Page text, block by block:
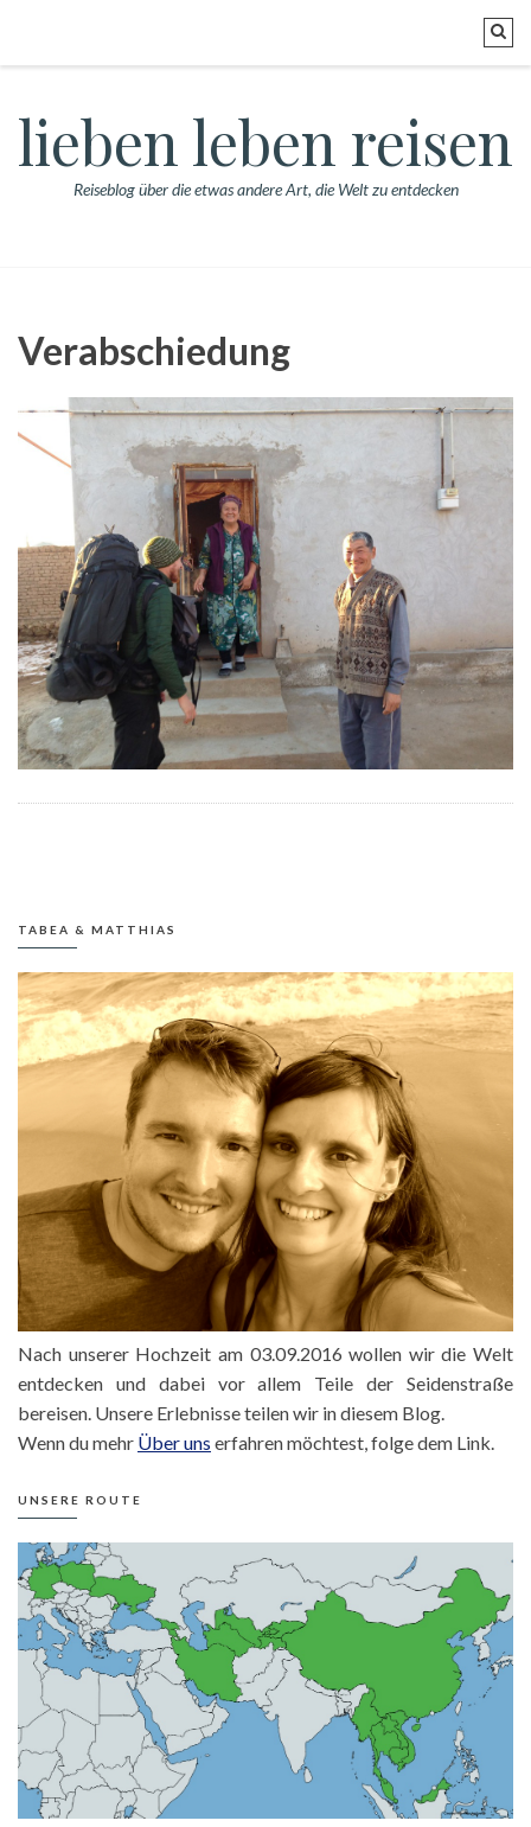
lieben leben reisen
Reiseblog über die etwas andere Art, die Welt zu entdecken
Verabschiedung
TABEA & MATTHIAS
Nach unserer Hochzeit am 03.09.2016 wollen wir die Welt
entdecken und dabei vor allem Teile der Seidenstraße
bereisen. Unsere Erlebnisse teilen wir in diesem Blog.
Wenn du mehr Über uns erfahren möchtest, folge dem Link.
UNSERE ROUTE